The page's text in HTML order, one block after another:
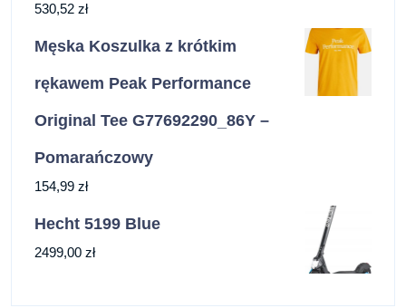
530,52 zł
Męska Koszulka z krótkim
rękawem Peak Performance
Original Tee G77692290_86Y –
Pomarańczowy
154,99 zł
Hecht 5199 Blue
2499,00 zł